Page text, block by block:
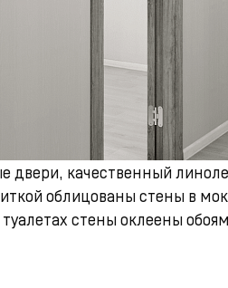
двери, качественный
облицованы стены в
стены оклеены